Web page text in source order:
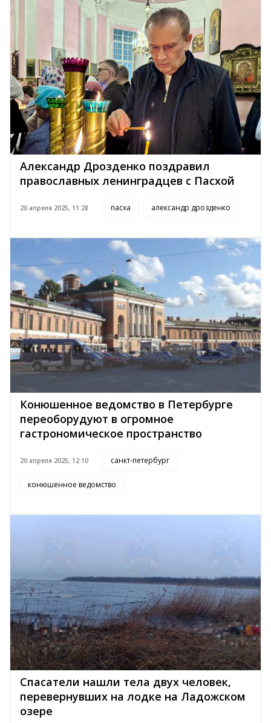
Александр Дрозденко поздравил
православных ленинградцев с Пасхой
20 апреля 2025, 11:28 пасха александр дрозденко
Конюшенное ведомство в Петербурге
переоборудуют в огромное
гастрономическое пространство
20 апреля 2025, 12:10 санкт-петербург
конюшенное ведомство
Спасатели нашли тела двух человек,
перевернувших на лодке на Ладожском
озере